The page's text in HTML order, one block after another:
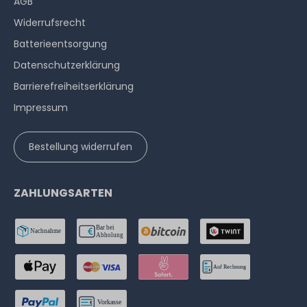
Jahre mit Next-Business-Day Support und 5x9 Vor-
Ort-Service
Widerrufs­recht
Batterieentsorgung
Datenschutzerklärung
Barrierefreiheitserklärung
Impressum
Bestellung widerrufen
ZAHLUNGSARTEN